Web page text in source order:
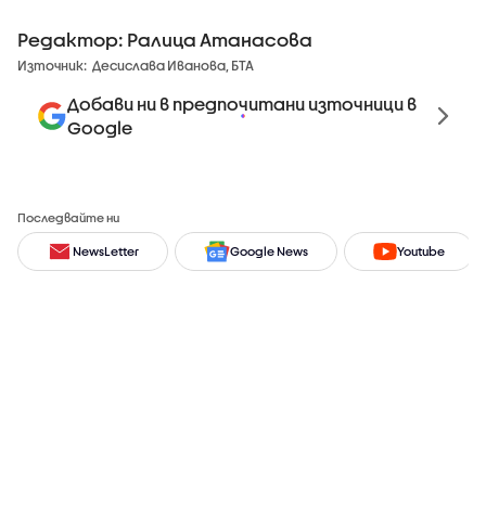
Редактор: Ралица Атанасова
Източник: Десислава Иванова, БТА
Добави ни в предпочитани източници в
Google
Последвайте ни
NewsLetter Google News Youtube